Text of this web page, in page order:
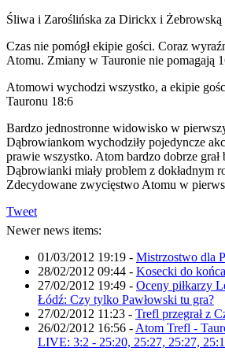
Śliwa i Zaroślińska za Dirickx i Żebrowską
Czas nie pomógł ekipie gości. Coraz
Atomu. Zmiany w Tauronie nie pomagają
Atomowi wychodzi wszystko, a ekipie
Tauronu 18:6
Bardzo jednostronne widowisko w
Dąbrowiankom wychodziły pojedyncze
prawie wszystko. Atom bardzo dobrze
Dąbrowianki miały problem z dokładnym
Zdecydowane zwycięstwo Atomu w
Tweet
Newer news items:
01/03/2012 19:19 - Mistrzostwo dla
28/02/2012 09:44 - Kosecki do
27/02/2012 19:49 - Oceny piłkarzy
Łódź: Czy tylko Pawłowski tu gra?
27/02/2012 11:23 - Trefl przegrał z
26/02/2012 16:56 - Atom Trefl -
LIVE: 3:2 - 25:20, 25:27, 25:27,